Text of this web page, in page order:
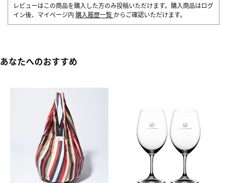
レビューはこの商品を購入した方のみ投稿いただけます。購入商品はログ
イン後、マイページ内 購入履歴一覧 からご確認いただけます。
あなたへのおすすめ